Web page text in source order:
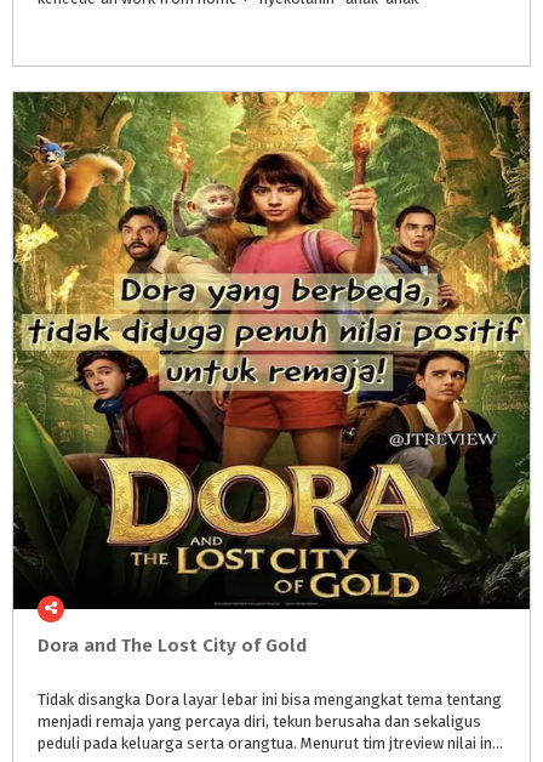
Dora and The Lost City of Gold
Tidak disangka Dora layar lebar ini bisa mengangkat tema tentang
menjadi remaja yang percaya diri, tekun berusaha dan sekaligus
peduli pada keluarga serta orangtua. Menurut tim jtreview nilai ini diangkat dengan sangat baik dan menarik.⠀